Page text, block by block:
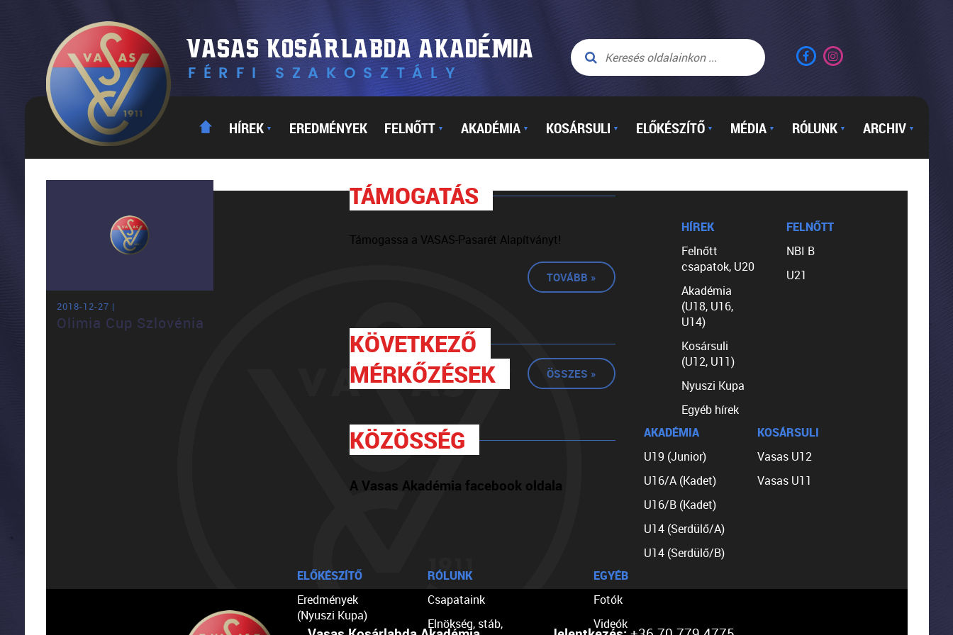
HÍREK ▼ EREDMÉNYEK FELNŐTT ▼ AKADÉMIA ▼ KOSÁRSULI ▼ ELŐKÉSZÍTŐ ▼ MÉDIA ▼ RÓLUNK ▼ ARCHIV ▼
2018-12-27 |
Olimia Cup Szlovénia
TÁMOGATÁS
Támogassa a VASAS-Pasarét Alapítványt!
TOVÁBB »
KÖVETKEZŐ
MÉRKŐZÉSEK
ÖSSZES »
KÖZÖSSÉG
A Vasas Akadémia facebook oldala
HÍREK
Felnőtt
csapatok, U20
Akadémia
(U18, U16,
U14)
Kosársuli
(U12, U11)
Nyuszi Kupa
Egyéb hírek
FELNŐTT
NBI B
U21
AKADÉMIA
U19 (Junior)
U16/A (Kadet)
U16/B (Kadet)
U14 (Serdülő/A)
U14 (Serdülő/B)
KOSÁRSULI
Vasas U12
Vasas U11
ELŐKÉSZÍTŐ
Eredmények
(Nyuszi Kupa)
RÓLUNK
Csapataink
Elnökség, stáb,
EGYÉB
Fotók
Videók